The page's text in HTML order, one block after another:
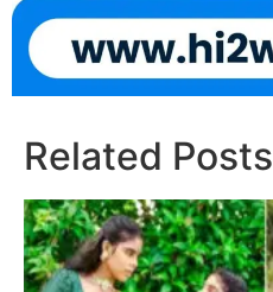
Related Posts